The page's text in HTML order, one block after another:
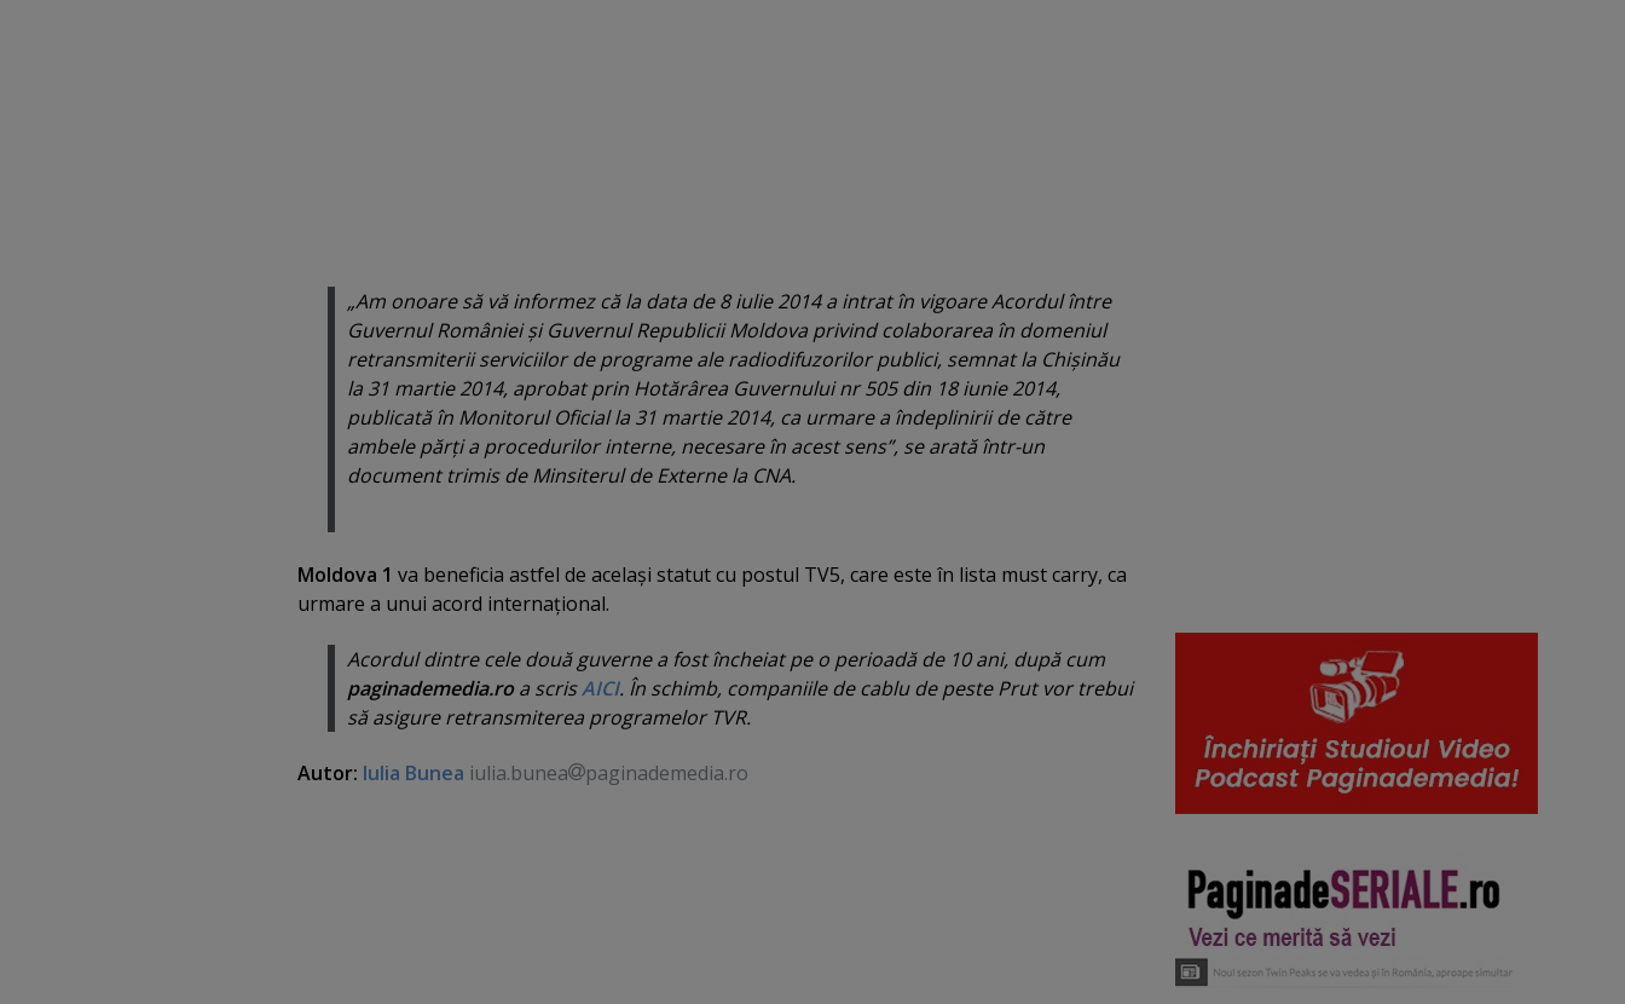
„Am onoare să vă informez că la data de 8 iulie 2014 a intrat în vigoare Acordul între
Guvernul României şi Guvernul Republicii Moldova privind colaborarea în domeniul
retransmiterii serviciilor de programe ale radiodifuzorilor publici, semnat la Chişinău
la 31 martie 2014, aprobat prin Hotărârea Guvernului nr 505 din 18 iunie 2014,
publicată în Monitorul Oficial la 31 martie 2014, ca urmare a îndeplinirii de către
ambele părţi a procedurilor interne, necesare în acest sens”, se arată într-un
document trimis de Minsiterul de Externe la CNA.
Moldova 1 va beneficia astfel de acelaşi statut cu postul TV5, care este în lista must carry, ca
urmare a unui acord internaţional.
Acordul dintre cele două guverne a fost încheiat pe o perioadă de 10 ani, după cum
paginademedia.roa scrisAICI. În schimb, companiile de cablu de peste Prut vor trebui
să asigure retransmiterea programelor TVR.
Autor: Iulia Bunea iulia.bunea paginademedia.ro